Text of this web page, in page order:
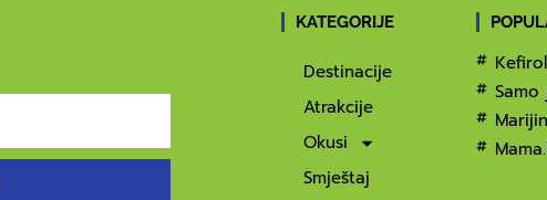
KATEGORIJE
Destinacije
Atrakcije
Okusi
Smještaj